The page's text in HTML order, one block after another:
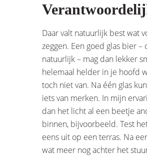
Daar valt natuurlijk best wat
zeggen. Een goed glas bier –
natuurlijk – mag dan lekker
helemaal helder in je hoofd
toch niet van. Na één glas
iets van merken. In mijn
dan het licht al een beetje
binnen, bijvoorbeeld. Test
eens uit op een terras. Na
wat meer nog achter het